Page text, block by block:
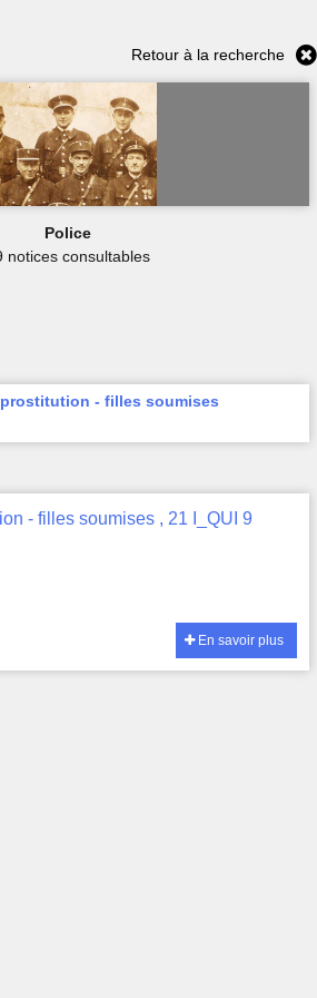
Retour à la recherche
Police
notices consultables
- filles soumises
- filles soumises , 21 I_QUI 9
En savoir plus